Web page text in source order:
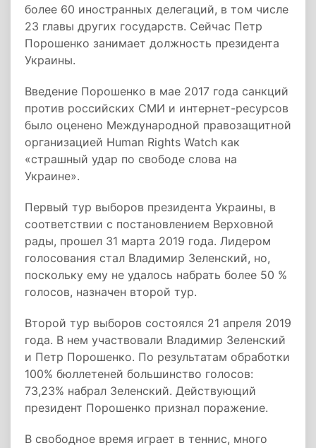
более 60 иностранных делегаций, в том числе
23 главы других государств. Сейчас Петр
Порошенко занимает должность президента
Украины.
Введение Порошенко в мае 2017 года санкций
против российских СМИ и интернет-ресурсов
было оценено Международной правозащитной
организацией Human Rights Watch как
«страшный удар по свободе слова на
Украине».
Первый тур выборов президента Украины, в
соответствии с постановлением Верховной
рады, прошел 31 марта 2019 года. Лидером
голосования стал Владимир Зеленский, но,
поскольку ему не удалось набрать более 50 %
голосов, назначен второй тур.
Второй тур выборов состоялся 21 апреля 2019
года. В нем участвовали Владимир Зеленский
и Петр Порошенко. По результатам обработки
100% бюллетеней большинство голосов:
73,23% набрал Зеленский. Действующий
президент Порошенко признал поражение.
В свободное время играет в теннис, много